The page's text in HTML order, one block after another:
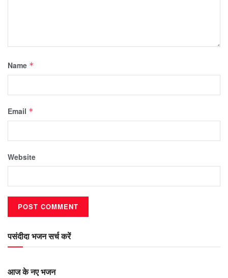
Name *
Email *
Website
पसंदीदा भजन सर्च करें
आज के नए भजन